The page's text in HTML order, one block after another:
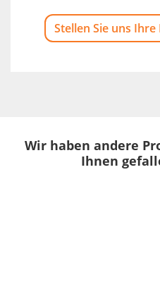
Stellen Sie uns Ihre
Wir haben andere
Ihnen